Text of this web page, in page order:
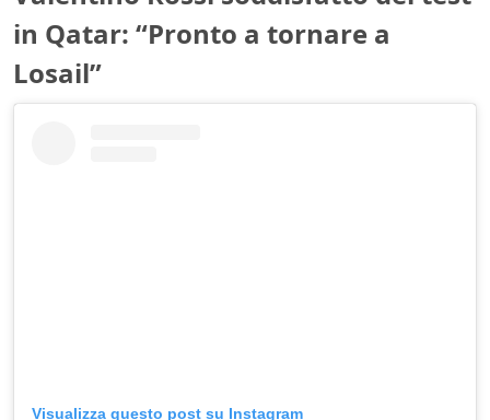
in Qatar: “Pronto a tornare a
Losail”
Visualizza questo post su Instagram